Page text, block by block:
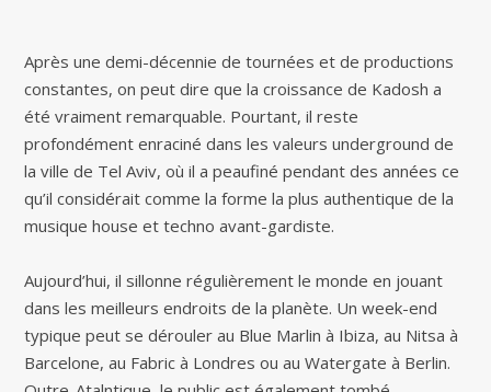
Après une demi-décennie de tournées et de productions
constantes, on peut dire que la croissance de Kadosh a
été vraiment remarquable. Pourtant, il reste
profondément enraciné dans les valeurs underground de
la ville de Tel Aviv, où il a peaufiné pendant des années ce
qu’il considérait comme la forme la plus authentique de la
musique house et techno avant-gardiste.
Aujourd’hui, il sillonne régulièrement le monde en jouant
dans les meilleurs endroits de la planète. Un week-end
typique peut se dérouler au Blue Marlin à Ibiza, au Nitsa à
Barcelone, au Fabric à Londres ou au Watergate à Berlin.